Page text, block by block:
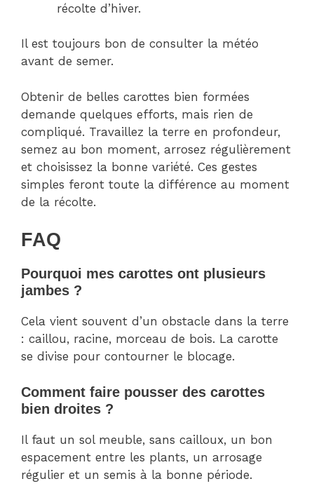
récolte d’hiver.
Il est toujours bon de consulter la météo
avant de semer.
Obtenir de belles carottes bien formées
demande quelques efforts, mais rien de
compliqué. Travaillez la terre en profondeur,
semez au bon moment, arrosez régulièrement
et choisissez la bonne variété. Ces gestes
simples feront toute la différence au moment
de la récolte.
FAQ
Pourquoi mes carottes ont plusieurs
jambes ?
Cela vient souvent d’un obstacle dans la terre
: caillou, racine, morceau de bois. La carotte
se divise pour contourner le blocage.
Comment faire pousser des carottes
bien droites ?
Il faut un sol meuble, sans cailloux, un bon
espacement entre les plants, un arrosage
régulier et un semis à la bonne période.